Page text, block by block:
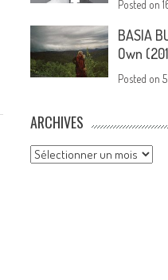
Posted on
BASIA
Own
Posted on
ARCHIVES
Archives